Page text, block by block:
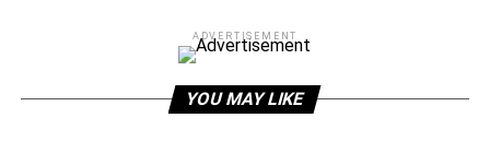
Facebook
Twitter
Email
Pinterest
WhatsApp
LinkedIn
ADVERTISEMENT
YOU MAY LIKE